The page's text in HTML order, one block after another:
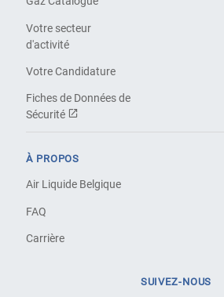
Votre secteur
d'activité
Votre Candidature
Fiches de Données de
Sécurité
À PROPOS
Air Liquide Belgique
FAQ
Carrière
SUIVEZ-NOUS